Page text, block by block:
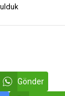
Gönder